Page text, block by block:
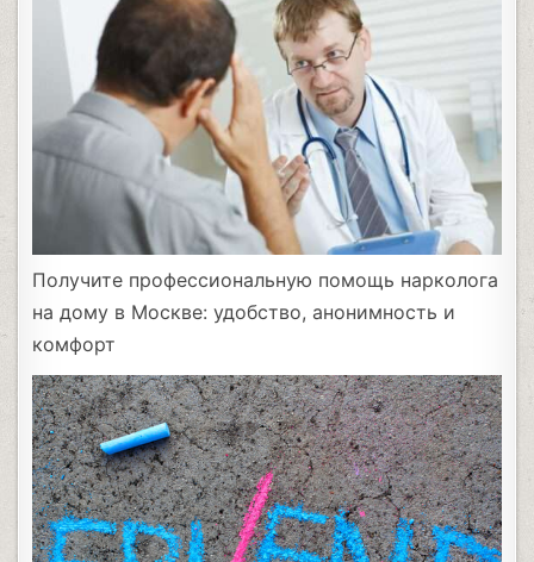
Получите профессиональную помощь нарколога
на дому в Москве: удобство, анонимность и
комфорт